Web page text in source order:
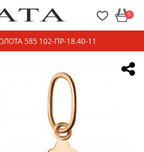
0
585 102-ПР-18.40-11